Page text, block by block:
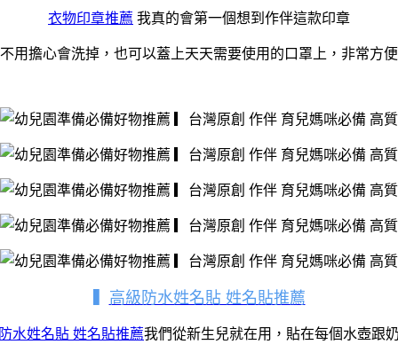
衣物印章推薦 我真的會第一個想到作伴這款印章
不用擔心會洗掉，也可以蓋上天天需要使用的口罩上，非常方便
高級防水姓名貼 姓名貼推薦
水姓名貼 姓名貼推薦我們從新生兒就在用，貼在每個水壺跟